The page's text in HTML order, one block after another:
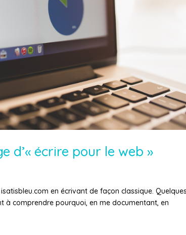
d’« écrire pour le web »
en écrivant de façon classique.
à comprendre pourquoi, en me documentant, en